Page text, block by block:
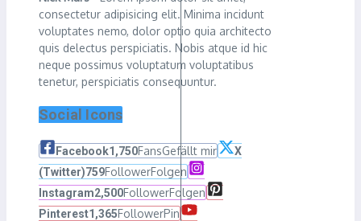
consectetur adipisicing elit. Minima incidunt
voluptates nemo, dolor optio quia architecto
quis delectus perspiciatis. Nobis atque id hic
neque possimus voluptatum voluptatibus
tenetur, perspiciatis consequuntur.
Social Icons
Facebook1,750FansGefällt mir
X
(Twitter)759FollowerFolgen
Instagram2,500FollowerFolgen
Pinterest1,365FollowerPin